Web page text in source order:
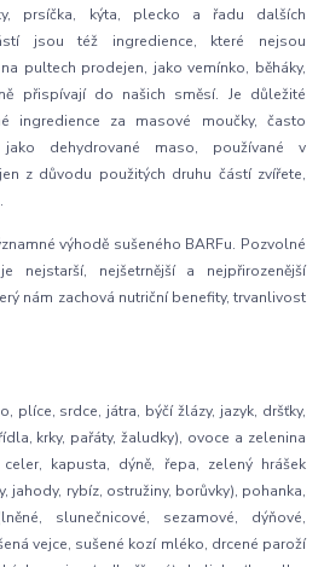
prsíčka, kýta, plecko a řadu dalších
jsou též ingredience, které nejsou
pultech prodejen, jako vemínko, běháky,
přispívají do našich směsí. Je důležité
ingredience za masové moučky, často
dehydrované maso, používané v
z důvodu použitých druhu částí zvířete,
výhodě sušeného BARFu. Pozvolné
nejstarší, nejšetrnější a nejpřirozenější
nám zachová nutriční benefity, trvanlivost
plíce, srdce, játra, býčí žlázy, jazyk, dršťky,
krky, pařáty, žaludky), ovoce a zelenina
kapusta, dýně, řepa, zelený hrášek
jahody, rybíz, ostružiny, borůvky), pohanka,
slunečnicové, sezamové, dýňové,
vejce, sušené kozí mléko, drcené paroží